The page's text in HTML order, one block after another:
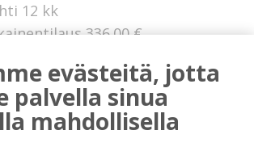
12 kk
336.00 €
Digipaketti ja paperilehti
225.00 €
evästeitä, jotta
palvella sinua
mahdollisella